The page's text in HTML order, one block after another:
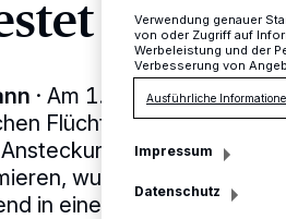
· Am 1. April, ist der
Flüchtlingsunterkunft
in der
wurden der
in eine andere
Verwendung genauer
von oder Zugriff auf
Werbeleistung und der
Verbesserung von
Ausführliche
Impressum
Datenschutz